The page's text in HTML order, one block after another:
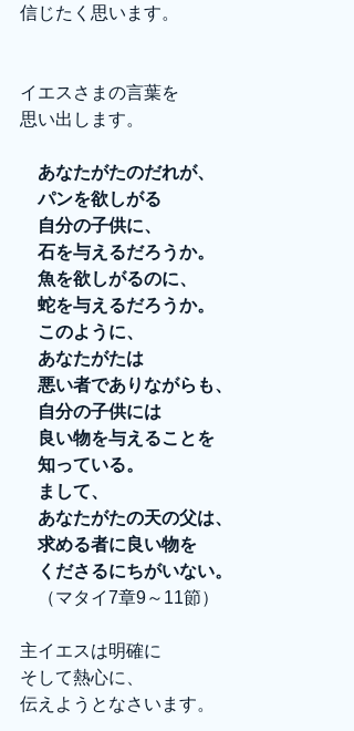
信じたく思います。
イエスさまの言葉を
思い出します。
あなたがたのだれが、
パンを欲しがる
自分の子供に、
石を与えるだろうか。
魚を欲しがるのに、
蛇を与えるだろうか。
このように、
あなたがたは
悪い者でありながらも、
自分の子供には
良い物を与えることを
知っている。
まして、
あなたがたの天の父は、
求める者に良い物を
くださるにちがいない。
（マタイ7章9～11節）
主イエスは明確に
そして熱心に、
伝えようとなさいます。